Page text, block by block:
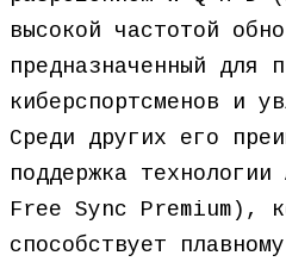
высокой частотой
предназначенный для
киберспортсменов и
Среди других его
поддержка
Free Sync Premium),
способствует